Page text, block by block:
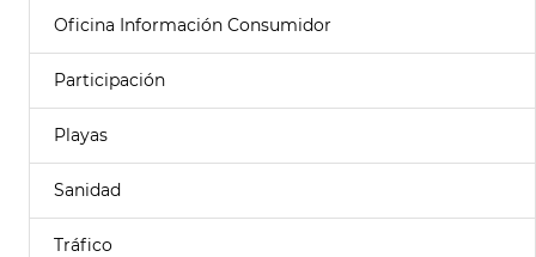
Oficina Información Consumidor
Participación
Playas
Sanidad
Tráfico